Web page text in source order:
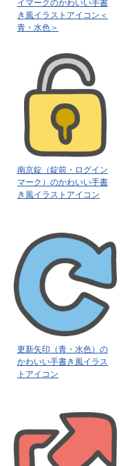
イマークのかわいい手書
き風イラストアイコン＜
青・水色＞
南京錠（錠前・ログイン
マーク）のかわいい手書
き風イラストアイコン
更新矢印（青・水色）の
かわいい手書き風イラス
トアイコン